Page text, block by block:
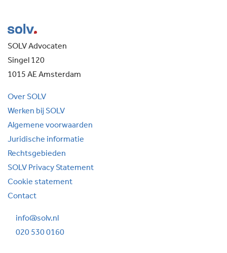
SOLV Advocaten
Singel 120
1015 AE Amsterdam
Over SOLV
Werken bij SOLV
Algemene voorwaarden
Juridische informatie
Rechtsgebieden
SOLV Privacy Statement
Cookie statement
Contact
info@solv.nl
020 530 0160